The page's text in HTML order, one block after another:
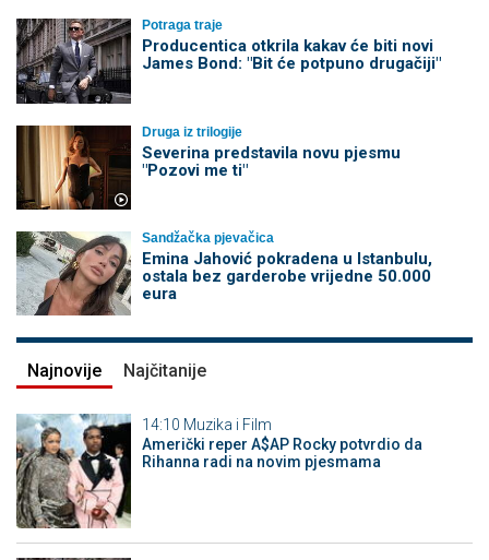
Potraga traje
Producentica otkrila kakav će biti novi
James Bond: "Bit će potpuno drugačiji"
Druga iz trilogije
Severina predstavila novu pjesmu
"Pozovi me ti"
Sandžačka pjevačica
Emina Jahović pokradena u Istanbulu,
ostala bez garderobe vrijedne 50.000
eura
Najnovije Najčitanije
14:10 Muzika i Film
Američki reper A$AP Rocky potvrdio da
Rihanna radi na novim pjesmama